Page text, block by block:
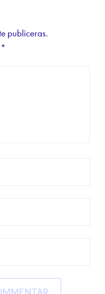
publiceras.
*